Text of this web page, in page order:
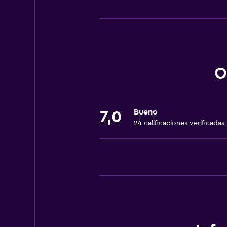
Centro de negocios
Instalaciones para reuniones
7,0 Bueno
24 calificaciones verificadas